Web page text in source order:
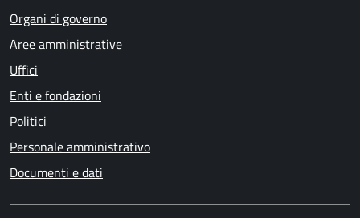
Organi di governo
Aree amministrative
Uffici
Enti e fondazioni
Politici
Personale amministrativo
Documenti e dati